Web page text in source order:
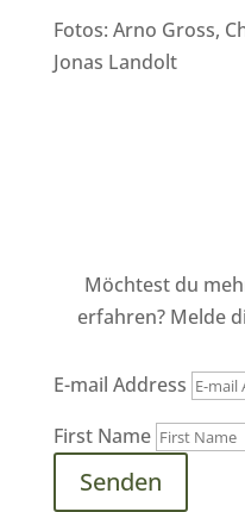
Fotos: Arno Gross,
Jonas Landolt
Möchtest du
erfahren? Melde
E-mail Address
First Name
Senden